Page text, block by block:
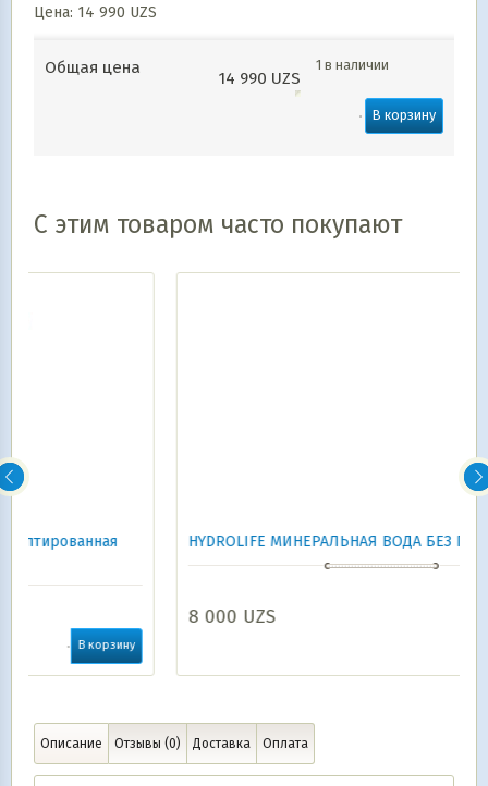
Цена: 14 990 UZS
Общая цена
14 990 UZS
1 в наличии
В корзину
С этим товаром часто покупают
HYDROLIFE МИНЕРАЛЬНАЯ ВОДА БЕЗ ГАЗА 5 л
Описание Отзывы (0) Доставка Оплата